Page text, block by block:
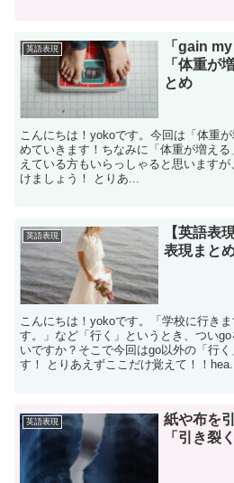
英語表現
「gain
「体重が
とめ
こんにちは！yokoです。今回は「体重
めていきます！ちなみに「体重が増え
えている方もいらっしゃると思います
けましょう！ とりあ...
英語表現
【英語表
表現まと
こんにちは！yokoです。「学校に行き
す。」など「行く」というとき、つい
いですか？そこで今回はgo以外の「行
す！ とりあえずここだけ覚えて！！
英語表現
紙や布を
「引き裂